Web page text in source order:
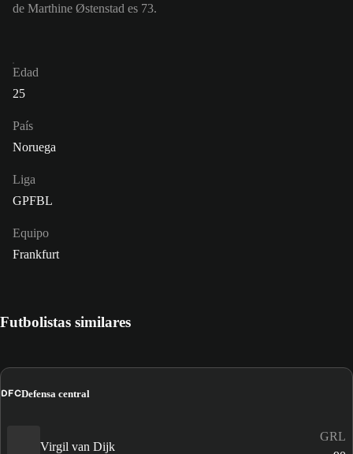
de Marthine Østenstad es 73.
Edad
25
País
Noruega
Liga
GPFBL
Equipo
Frankfurt
Futbolistas similares
DFCDefensa central
Virgil van Dijk
GRL